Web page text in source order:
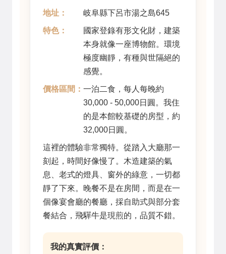
地址： 岐阜縣下呂市湯之島645
特色：
國家登錄有形文化財，建築
本身就像一座博物館。環境
極度幽靜，有種與世隔絕的
感覺。
價格區間： 一泊二食，每人每晚約
30,000 - 50,000日圓。我住
的是本館較基礎的房型，約
32,000日圓。
這裡的體驗非常獨特。從踏入大廳那一
刻起，時間好像慢了。木造建築的氣
息、老式的燈具、窗外的綠意，一切都
靜了下來。晚餐不是在房間，而是在一
個像宴會廳的餐廳，採自助式與部分套
餐結合，飛驒牛是現煎的，品質不錯。
我的真實評價：